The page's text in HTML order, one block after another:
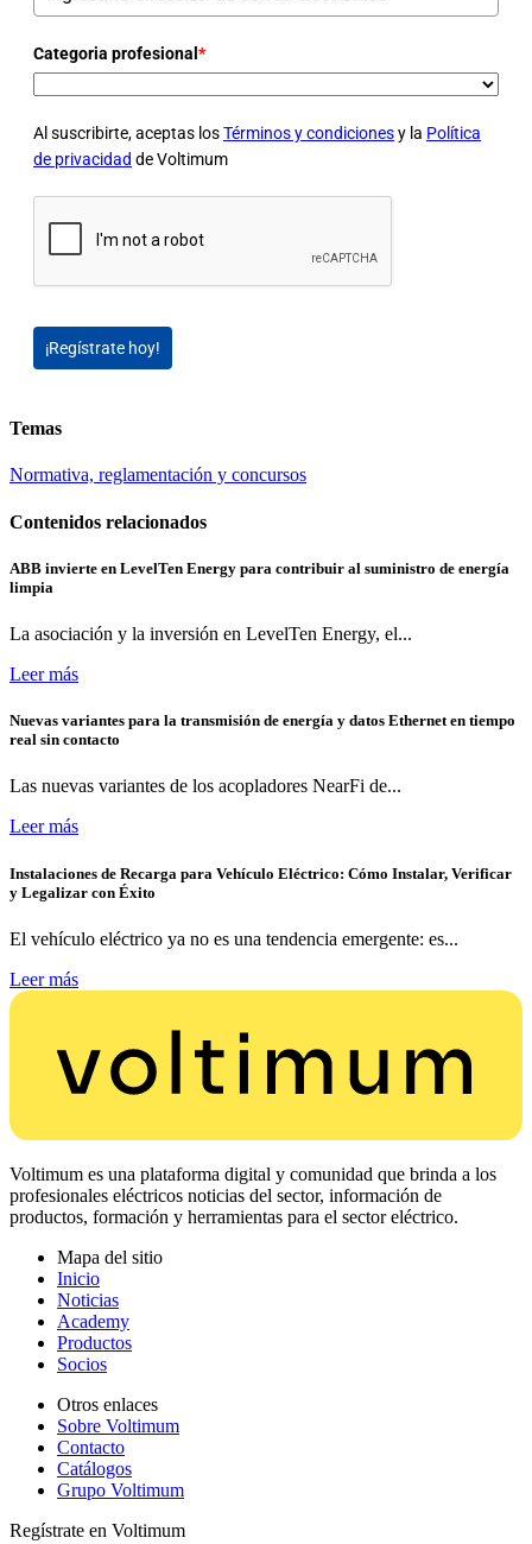
Categoria profesional *
Al suscribirte, aceptas losTérminos y condicionesy la Política
de privacidad de Voltimum
¡Regístrate hoy!
Temas
Normativa, reglamentación y concursos
Contenidos relacionados
ABB invierte en LevelTen Energy para contribuir al suministro de energía
limpia
La asociación y la inversión en LevelTen Energy, el...
Leer más
Nuevas variantes para la transmisión de energía y datos Ethernet en tiempo
real sin contacto
Las nuevas variantes de los acopladores NearFi de...
Leer más
Instalaciones de Recarga para Vehículo Eléctrico: Cómo Instalar, Verificar
y Legalizar con Éxito
El vehículo eléctrico ya no es una tendencia emergente: es...
Leer más
Voltimum es una plataforma digital y comunidad que brinda a los
profesionales eléctricos noticias del sector, información de
productos, formación y herramientas para el sector eléctrico.
Mapa del sitio
Inicio
Noticias
Academy
Productos
Socios
Otros enlaces
Sobre Voltimum
Contacto
Catálogos
Grupo Voltimum
Regístrate en Voltimum